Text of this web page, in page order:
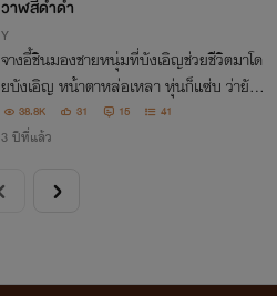
ตอน
วาฬสีด๊ำดำ
Y
จางอี้ชินมองชายหนุ่มที่บังเอิญช่วยชีวิตมาโด
ยบังเอิญ หน้าตาหล่อเหลา หุ่นก็แซ่บ ว่ายังไ
งน่ะ! คนคนนี้ความจำเสื่อมงั้นเหรอ...!!! //
"นายเป็นเด็กเลี้ยงของฉันเด็กดี ไหนลองเรีย
38.8K 31 15 41
3 ปีที่แล้ว